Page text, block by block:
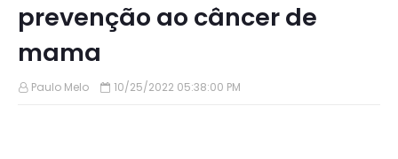
prevenção ao câncer de
mama
Paulo Melo 10/25/2022 05:38:00 PM